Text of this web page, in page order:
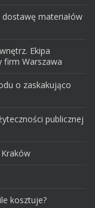
materiałów
Ekipa
Warszawa
o zaskakująco
publicznej
kosztuje?